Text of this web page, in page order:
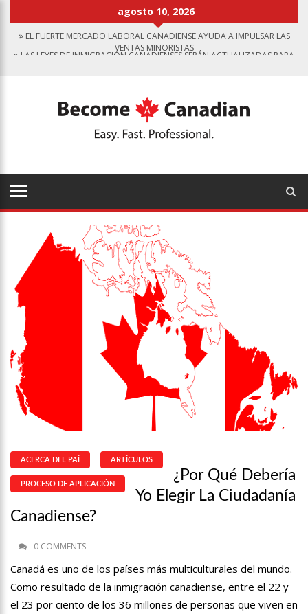
agosto 10, 2026
EL FUERTE MERCADO LABORAL CANADIENSE AYUDA A IMPULSAR LAS
VENTAS MINORISTAS
LAS LEYES DE INMIGRACIÓN CANADIENSES SERÁN ACTUALIZADAS PARA
MUNDO
LOS INMIGRANTES QUE SE MUDAN A CANADÁ PUEDEN RECIBIR AYUDA
PARA ENCONTRAR EMPLEO
ACERCA DEL PAÍ ARTÍCULOS
PROCESO DE APLICACIÓN
¿Por Qué Debería
Yo Elegir La Ciudadanía
Canadiense?
0 COMMENTS
Canadá es uno de los países más multiculturales del mundo.
Como resultado de la inmigración canadiense, entre el 22 y
el 23 por ciento de los 36 millones de personas que viven en